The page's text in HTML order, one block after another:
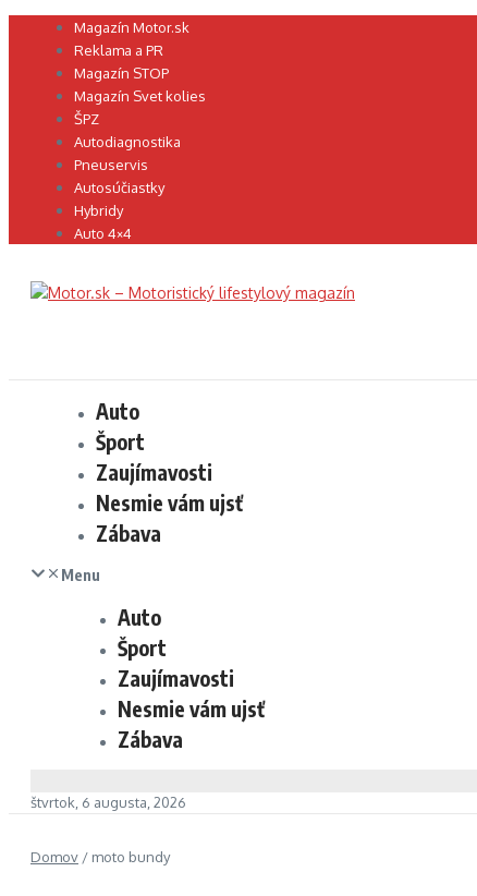
Preskočiť Magazín Motor.sk
Reklama a PR
Magazín STOP
Magazín Svet kolies
ŠPZ
Autodiagnostika
Pneuservis
Autosúčiastky
Hybridy
Auto 4×4
Auto
Šport
Zaujímavosti
Nesmie vám ujsť
Zábava
Menu
Auto
Šport
Zaujímavosti
Nesmie vám ujsť
Zábava
štvrtok, 6 augusta, 2026
Domov / moto bundy